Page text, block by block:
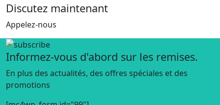
Discutez maintenant
Appelez-nous
Informez-vous d'abord sur les remises.
En plus des actualités, des offres spéciales et des
promotions